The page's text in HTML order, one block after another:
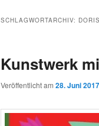
SCHLAGWORTARCHIV:
Kunstwerk
Veröffentlicht am 28. Juni 2017